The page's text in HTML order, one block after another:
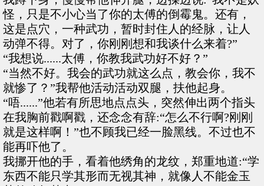
怪，只是不小心当了你的太傅的倒霉鬼。还有，
这是点穴，一种武功，暂时封住人的经脉，让人
动弹不得。对了，你刚刚想和我谈什么来着?”
“我想说......太傅，你教我武功好不好？”
“当然不好。我会的武功就这么点，教会你，我不
就惨了？”我帮他活动活动双腿，扶他起身。
“唔......”他若有所思地点点头，突然伸出两个指头
在我胸前戳啊戳，还念念有辞:“怎么不行啊?刚刚
就是这样啊！”也不顾我已经一脸黑线。不过也不
能再吓他了。
我挪开他的手，看着他绣角的龙纹，郑重地道:“学
东西不能只学其形而无视其神，就像人不能金玉